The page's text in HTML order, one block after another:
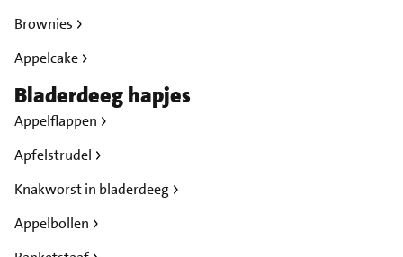
Brownies
Appelcake
Bladerdeeg hapjes
Appelflappen
Apfelstrudel
Knakworst in bladerdeeg
Appelbollen